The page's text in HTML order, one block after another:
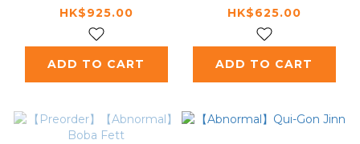
Solo
HK$925.00
ADD TO CART
Tracyminifigs】
Hawkgirl
HK$625.00
ADD TO CART